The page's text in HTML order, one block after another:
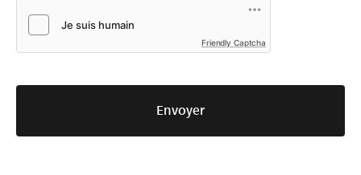
Friendly Captcha
Envoyer